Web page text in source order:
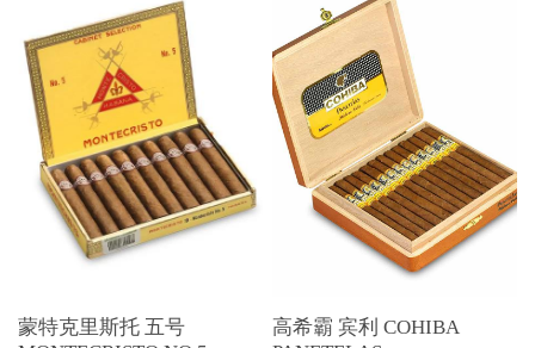
蒙特克里斯托 五号
高希霸 宾利 COHIBA